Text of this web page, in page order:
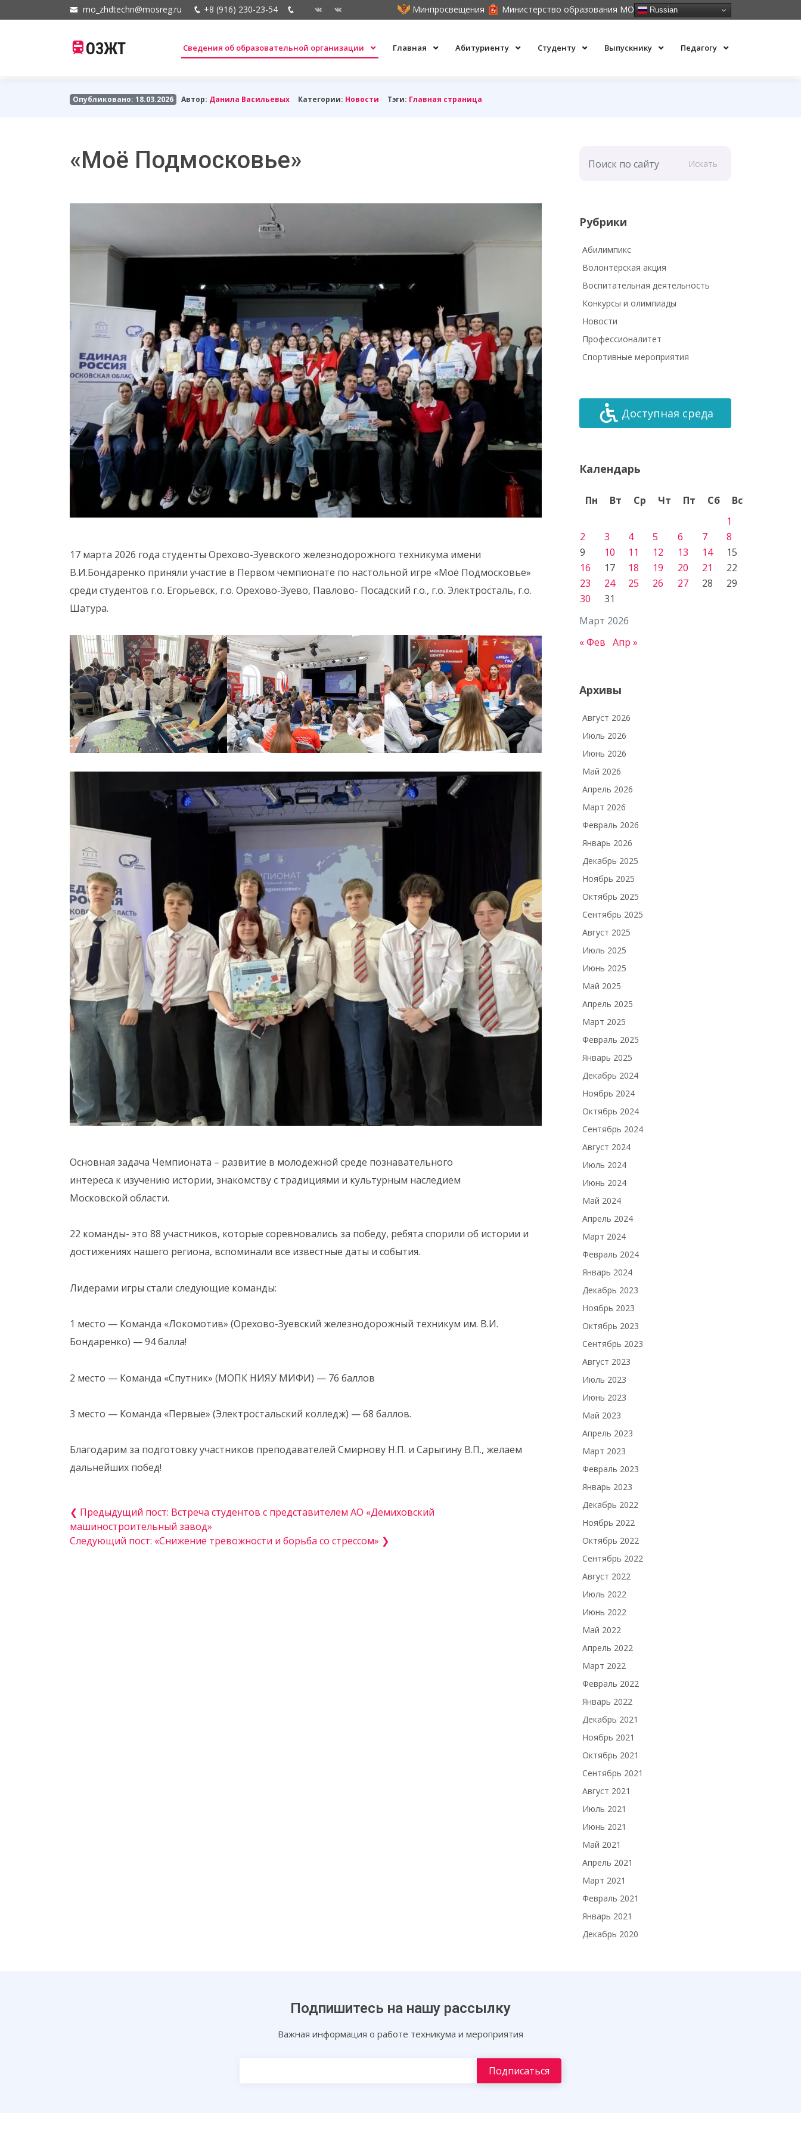
mo_zhdtechn@mosreg.ru +8 (916) 230-23-54 Минпросвещения Министерство образования МО Russian
ОЗЖТ Сведения об образовательной организации Главная Абитуриенту Студенту Выпускнику Педагогу
Опубликовано: 18.03.2026 Автор: Данила Васильевых Категории: Новости Тэги: Главная страница
«Моё Подмосковье»
17 марта 2026 года студенты Орехово-Зуевского железнодорожного техникума имени
В.И.Бондаренко приняли участие в Первом чемпионате по настольной игре «Моё Подмосковье»
среди студентов г.о. Егорьевск, г.о. Орехово-Зуево, Павлово- Посадский г.о., г.о. Электросталь, г.о.
Шатура.
Основная задача Чемпионата – развитие в молодежной среде познавательного
интереса к изучению истории, знакомству с традициями и культурным наследием
Московской области.
22 команды- это 88 участников, которые соревновались за победу, ребята спорили об истории и
достижениях нашего региона, вспоминали все известные даты и события.
Лидерами игры стали следующие команды:
1 место — Команда «Локомотив» (Орехово-Зуевский железнодорожный техникум им. В.И.
Бондаренко) — 94 балла!
2 место — Команда «Спутник» (МОПК НИЯУ МИФИ) — 76 баллов
3 место — Команда «Первые» (Электростальский колледж) — 68 баллов.
Благодарим за подготовку участников преподавателей Смирнову Н.П. и Сарыгину В.П., желаем
дальнейших побед!
❮ Предыдущий пост: Встреча студентов с представителем АО «Демиховский
машиностроительный завод»
Следующий пост: «Снижение тревожности и борьба со стрессом» ❯
Искать
Рубрики
Абилимпикс
Волонтёрская акция
Воспитательная деятельность
Конкурсы и олимпиады
Новости
Профессионалитет
Спортивные мероприятия
Доступная среда
Календарь
Март 2026
Пн Вт Ср Чт Пт Сб
Вс
1
2
3 4 5 6 7
8
9
10 11 12 13 14
15
16
17 18 19 20 21
22
23
24 25 26 27 28
29
30
31
« Фев Апр »
Архивы
Август 2026
Июль 2026
Июнь 2026
Май 2026
Апрель 2026
Март 2026
Февраль 2026
Январь 2026
Декабрь 2025
Ноябрь 2025
Октябрь 2025
Сентябрь 2025
Август 2025
Июль 2025
Июнь 2025
Май 2025
Апрель 2025
Март 2025
Февраль 2025
Январь 2025
Декабрь 2024
Ноябрь 2024
Октябрь 2024
Сентябрь 2024
Август 2024
Июль 2024
Июнь 2024
Май 2024
Апрель 2024
Март 2024
Февраль 2024
Январь 2024
Декабрь 2023
Ноябрь 2023
Октябрь 2023
Сентябрь 2023
Август 2023
Июль 2023
Июнь 2023
Май 2023
Апрель 2023
Март 2023
Февраль 2023
Январь 2023
Декабрь 2022
Ноябрь 2022
Октябрь 2022
Сентябрь 2022
Август 2022
Июль 2022
Июнь 2022
Май 2022
Апрель 2022
Март 2022
Февраль 2022
Январь 2022
Декабрь 2021
Ноябрь 2021
Октябрь 2021
Сентябрь 2021
Август 2021
Июль 2021
Июнь 2021
Май 2021
Апрель 2021
Март 2021
Февраль 2021
Январь 2021
Декабрь 2020
Подпишитесь на нашу рассылку
Важная информация о работе техникума и мероприятия